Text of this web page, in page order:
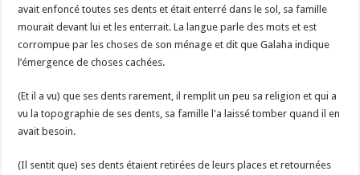
avait enfoncé toutes ses dents et était enterré dans le sol, sa famille
mourait devant lui et les enterrait. La langue parle des mots et est
corrompue par les choses de son ménage et dit que Galaha indique
l’émergence de choses cachées.
(Et il a vu) que ses dents rarement, il remplit un peu sa religion et qui a
vu la topographie de ses dents, sa famille l'a laissé tomber quand il en
avait besoin.
(Il sentit que) ses dents étaient retirées de leurs places et retournées